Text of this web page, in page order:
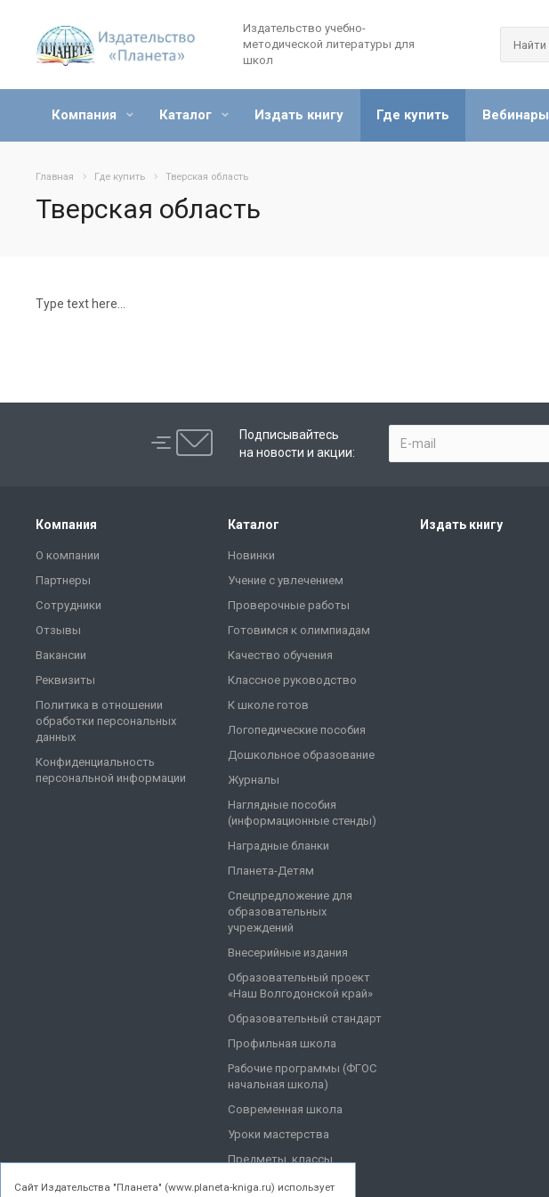
Издательство учебно-
методической литературы для
школ
Компания Каталог Издать книгу Где купить Вебинары
Главная Где купить Тверская область
Тверская область
Type text here...
Подписывайтесь
на новости и акции:
Компания
О компании
Партнеры
Сотрудники
Отзывы
Вакансии
Реквизиты
Политика в отношении
обработки персональных
данных
Конфиденциальность
персональной информации
Каталог
Новинки
Учение с увлечением
Проверочные работы
Готовимся к олимпиадам
Качество обучения
Классное руководство
К школе готов
Логопедические пособия
Дошкольное образование
Журналы
Наглядные пособия
(информационные стенды)
Наградные бланки
Планета-Детям
Спецпредложение для
образовательных
учреждений
Внесерийные издания
Образовательный проект
«Наш Волгодонской край»
Образовательный стандарт
Профильная школа
Рабочие программы (ФГОС
начальная школа)
Современная школа
Уроки мастерства
Предметы, классы
Издать книгу
Cайт Издательства "Планета" (www.planeta-kniga.ru) использует